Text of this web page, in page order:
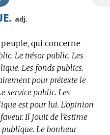
adj.
qui concerne
Le trésor public. Les
Les fonds publics.
pour prétexte le
service public. Les
est pour lui. L’opinion
Il jouit de l’estime
Le bonheur